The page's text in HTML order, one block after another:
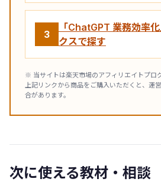
3
「ChatGPT 業務効率
クスで探す
※ 当サイトは楽天市場のアフィリエイトプロ
上記リンクから商品をご購入いただくと、運
合があります。
次に使える教材・相談